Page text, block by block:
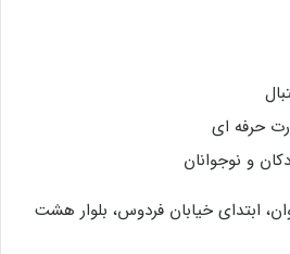
حرفه ای
و نوجوانان
ابتدای خیابان فردوس، بلوار هشت